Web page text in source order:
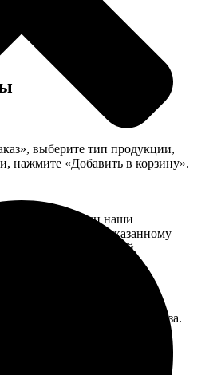
выберите тип продукции,
нажмите «Добавить в корзину».
заказа к печати наши
с Вами по указанному
согласования деталей.
на email с описанием заказа.